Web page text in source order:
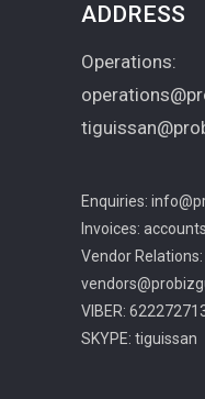
ADDRESS
Operations:
Enquiries:
Invoices:
Vendor Relations:
VIBER:
SKYPE: tiguissan